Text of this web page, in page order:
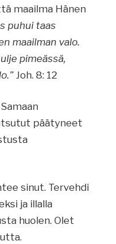
maailma Hänen
puhui taas
maailman valo.
pimeässä,
Joh. 8: 12
päätyneet
sinut. Tervehdi
ja illalla
huolen. Olet